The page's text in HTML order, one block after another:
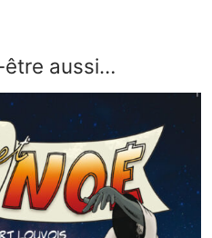
être aussi…